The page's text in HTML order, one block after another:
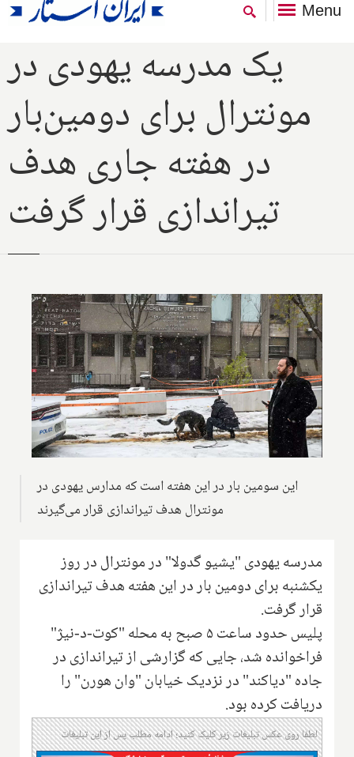
Menu
یک مدرسه یهودی در
مونترال برای دومین‌بار
در هفته جاری هدف
تیراندازی قرار گرفت
این سومین بار در این هفته است که مدارس یهودی در
مونترال هدف تیراندازی قرار می‌گیرند
مدرسه یهودی "یشیو گدولا" در مونترال در روز
یکشنبه برای دومین بار در این هفته هدف تیراندازی
قرار گرفت.
پلیس حدود ساعت ۵ صبح به محله "کوت-د-نیژ"
فراخوانده شد، جایی که گزارشی از تیراندازی در
جاده "دیاکند" در نزدیک خیابان "وان هورن" را
دریافت کرده بود.
لطفا روی عکس تبلیغات زیر کلیک کنید؛ ادامه مطلب پس از این تبلیغات